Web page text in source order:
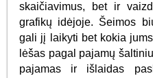
skaičiavimus, bet ir
grafikų idėjoje. Šeimos
gali jį laikyti bet kokia
lėšas pagal pajamų
pajamas ir išlaidas